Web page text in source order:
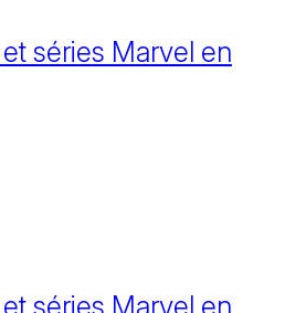
séries Marvel en